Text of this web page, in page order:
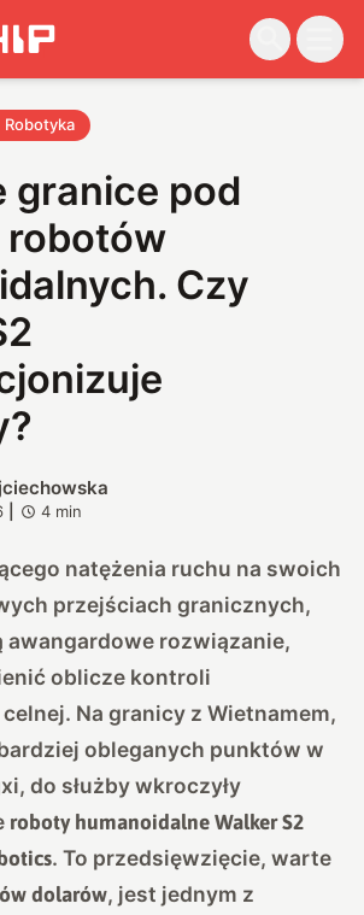
Robotyka
granice pod
robotów
Czy
4 min
natężenia ruchu na swoich
przejściach granicznych,
awangardowe rozwiązanie,
oblicze kontroli
Na granicy z Wietnamem,
obleganych punktów w
do służby wkroczyły
roboty humanoidalne Walker S2
. To przedsięwzięcie, warte
dolarów, jest jednym z